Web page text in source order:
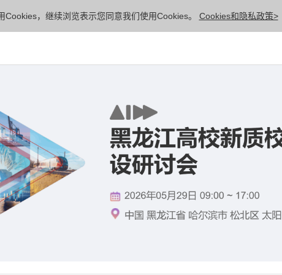
Cookies，继续浏览表示您同意我们使用Cookies。 Cookies和隐私政策>